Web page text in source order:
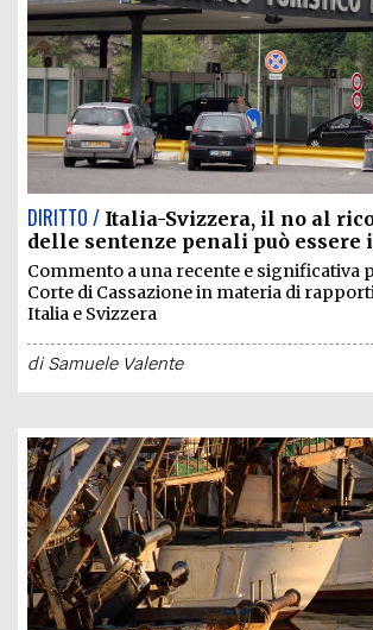
DIRITTO / Italia-Svizzera, il no al
delle sentenze penali può essere
Commento a una recente e significativa
Corte di Cassazione in materia di
Italia e Svizzera
diSamuele Valente